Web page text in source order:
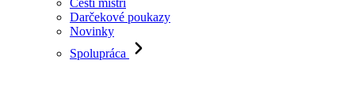
Čeští mistři
Darčekové poukazy
Novinky
Spolupráca